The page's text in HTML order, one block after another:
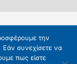
την
Εάν συνεχίσετε να
πως είστε
A.E.